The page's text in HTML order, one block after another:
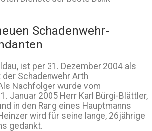
Schadenwehr-
ist per 31. Dezember 2004 als
Schadenwehr Arth
Nachfolger wurde vom
Januar 2005 Herr Karl Bürgi-Blättler,
in den Rang eines Hauptmanns
wird für seine lange, 26jährige
gedankt.